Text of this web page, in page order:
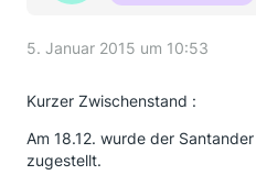
5. Januar 2015 um 10:53
Kurzer Zwischenstand :
Am 18.12. wurde der
zugestellt.